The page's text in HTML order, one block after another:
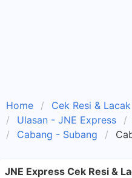
Home
Cek Resi &
Ulasan - JNE Express
Cabang - Subang
JNE Express Cek Resi &